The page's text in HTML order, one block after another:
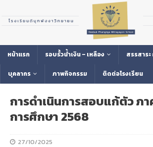
หน้าแรก รอบรั้วน้ำเงิน – เหลือง สรรสาร
บุคลากร ภาพกิจกรรม ติดต่อโรงเรียน
การดำเนินการสอบแก้ตัว ภา
การศึกษา 2568
27/10/2025